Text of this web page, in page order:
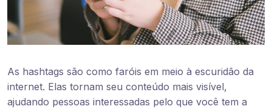
As hashtags são como faróis em meio à escuridão da
internet. Elas tornam seu conteúdo mais visível,
ajudando pessoas interessadas pelo que você tem a